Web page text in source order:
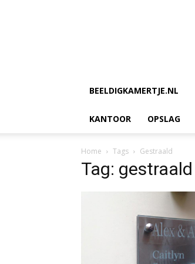
BEELDIGKAMERTJE.NL
KANTOOR OPSLAG
Home Tags Gestraald
Tag: gestraald